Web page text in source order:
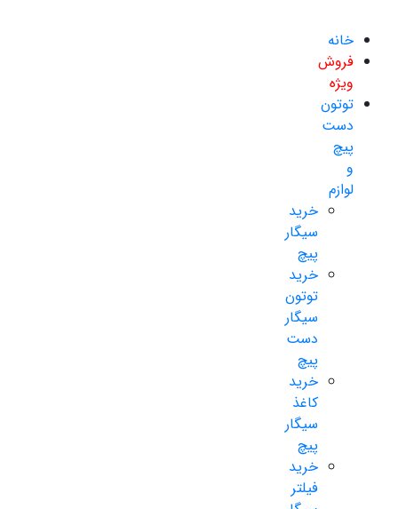
خانه
فروش
ویژه
توتون
دست
پیچ
و
لوازم
خرید
سیگار
پیچ
خرید
توتون
سیگار
دست
پیچ
خرید
کاغذ
سیگار
پیچ
خرید
فیلتر